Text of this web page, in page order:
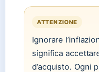
ATTENZIONE
Ignorare
significa
d’acquisto. Ogni